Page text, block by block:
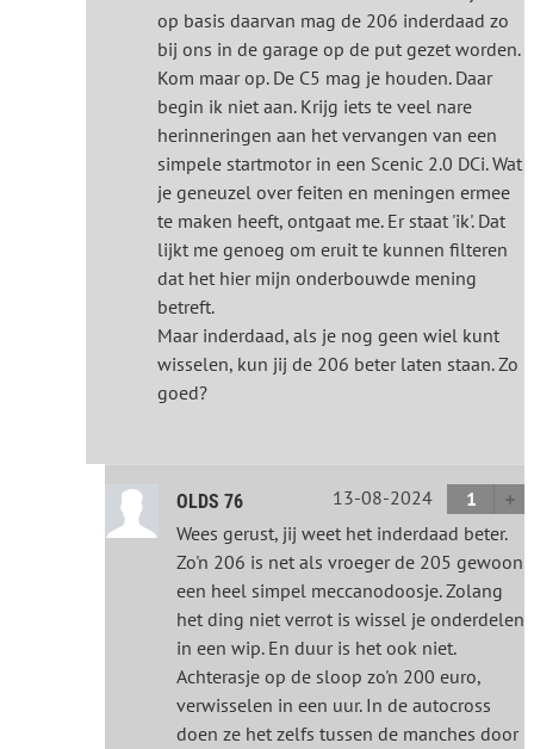
op basis daarvan mag de 206 inderdaad zo
bij ons in de garage op de put gezet worden.
Kom maar op. De C5 mag je houden. Daar
begin ik niet aan. Krijg iets te veel nare
herinneringen aan het vervangen van een
simpele startmotor in een Scenic 2.0 DCi. Wat
je geneuzel over feiten en meningen ermee
te maken heeft, ontgaat me. Er staat 'ik'. Dat
lijkt me genoeg om eruit te kunnen filteren
dat het hier mijn onderbouwde mening
betreft.
Maar inderdaad, als je nog geen wiel kunt
wisselen, kun jij de 206 beter laten staan. Zo
goed?
OLDS 76 13-08-2024
1
Wees gerust, jij weet het inderdaad beter.
Zo'n 206 is net als vroeger de 205 gewoon
een heel simpel meccanodoosje. Zolang
het ding niet verrot is wissel je onderdelen
in een wip. En duur is het ook niet.
Achterasje op de sloop zo'n 200 euro,
verwisselen in een uur. In de autocross
doen ze het zelfs tussen de manches door